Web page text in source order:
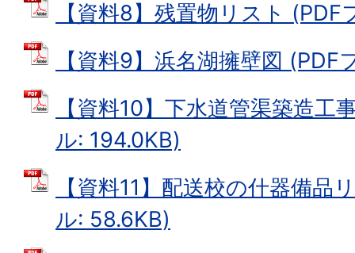
【資料8】残置物リスト
【資料9】浜名湖擁壁図 (PDF
【資料10】下水道管渠築造工
ル: 194.0KB)
【資料11】配送校の什器備品
ル: 58.6KB)